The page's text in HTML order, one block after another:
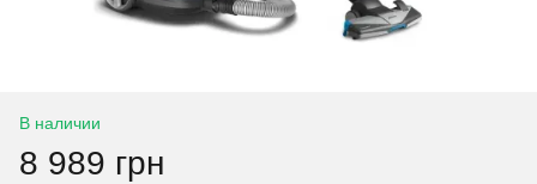
В наличии
8 989 грн